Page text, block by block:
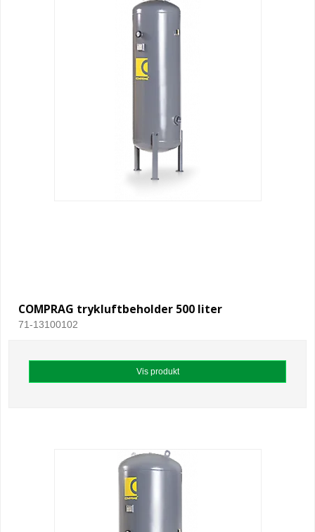
COMPRAG trykluftbeholder 500 liter
71-13100102
Vis produkt